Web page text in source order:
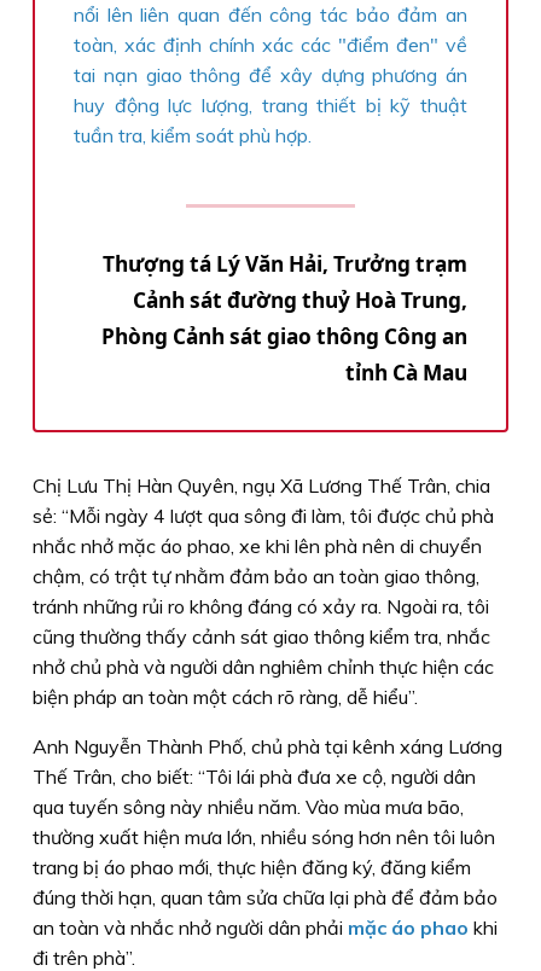
nổi lên liên quan đến công tác bảo đảm an
toàn, xác định chính xác các "điểm đen" về
tai nạn giao thông để xây dựng phương án
huy động lực lượng, trang thiết bị kỹ thuật
tuần tra, kiểm soát phù hợp.
Thượng tá Lý Văn Hải, Trưởng trạm
Cảnh sát đường thuỷ Hoà Trung,
Phòng Cảnh sát giao thông Công an
tỉnh Cà Mau
Chị Lưu Thị Hàn Quyên, ngụ Xã Lương Thế Trân, chia
sẻ: “Mỗi ngày 4 lượt qua sông đi làm, tôi được chủ phà
nhắc nhở mặc áo phao, xe khi lên phà nên di chuyển
chậm, có trật tự nhằm đảm bảo an toàn giao thông,
tránh những rủi ro không đáng có xảy ra. Ngoài ra, tôi
cũng thường thấy cảnh sát giao thông kiểm tra, nhắc
nhở chủ phà và người dân nghiêm chỉnh thực hiện các
biện pháp an toàn một cách rõ ràng, dễ hiểu”.
Anh Nguyễn Thành Phố, chủ phà tại kênh xáng Lương
Thế Trân, cho biết: “Tôi lái phà đưa xe cộ, người dân
qua tuyến sông này nhiều năm. Vào mùa mưa bão,
thường xuất hiện mưa lớn, nhiều sóng hơn nên tôi luôn
trang bị áo phao mới, thực hiện đăng ký, đăng kiểm
đúng thời hạn, quan tâm sửa chữa lại phà để đảm bảo
an toàn và nhắc nhở người dân phải mặc áo phao khi
đi trên phà”.